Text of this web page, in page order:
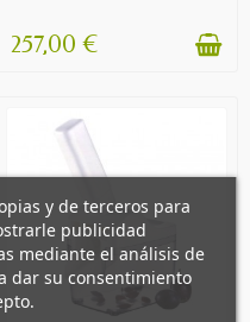
257,00 €
y de terceros para
publicidad
mediante el análisis de
dar su consentimiento